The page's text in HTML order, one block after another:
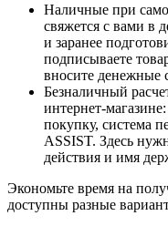
Наличные при
свяжется с вами в
и заранее
подписываете
вносите денежные
Безналичный
интернет-
покупку, система
ASSIST. Здесь
действия и имя
Экономьте время на
доступны разные